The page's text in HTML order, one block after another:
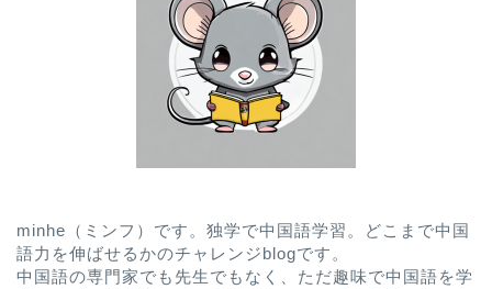
minhe（ミンフ）です。独学で中国語学習。どこまで中国
語力を伸ばせるかのチャレンジblogです。
中国語の専門家でも先生でもなく、ただ趣味で中国語を学